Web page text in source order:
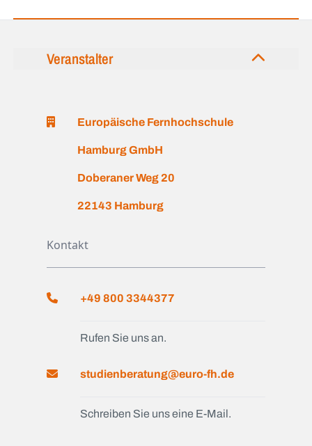
Veranstalter
Europäische Fernhochschule
Hamburg GmbH
Doberaner Weg 20
22143 Hamburg
Kontakt
+49 800 3344377
Rufen Sie uns an.
studienberatung@euro-fh.de
Schreiben Sie uns eine E-Mail.